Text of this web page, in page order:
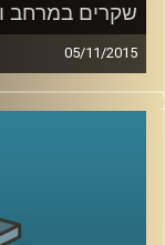
שקרים במרחב
05/11/2015
רגע לפני
הוירטואליים.
ומצבים